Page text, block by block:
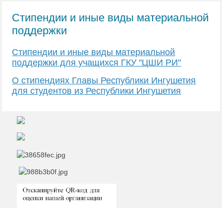
Стипендии и иные виды материальной
поддержки
Стипендии и иные виды материальной
поддержки для учащихся ГКУ "ЦШИ РИ"
О стипендиях Главы Республики Ингушетия
для студентов из Республики Ингушетия